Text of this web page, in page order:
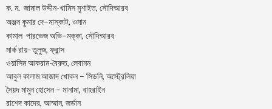
ক. ম. জামাল উদ্দীন-খামিস মুশাইত, সৌদিআরব
অঞ্জন কুমার দে–মাস্কাট, ওমান
কামাল পারভেজ অভি–মক্কা, সৌদিআরব
মার্ক রায়- তুলুজ, ফ্রান্স
ওয়াসিম আকরাম-বৈরুত, লেবানন
আবুল কালাম আজাদ খোকন – সিডনি, অস্ট্রেলিয়া
সৈয়দ মামুন হোসেন – মানামা, বাহরাইন
রাশেদ কাদের, আম্মান, জর্ডান